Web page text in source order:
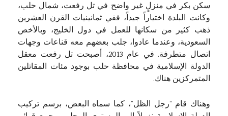
سكن بكر في منزلٍ غير واضح في تل رفعت، شمال حلب،
وكانت البلدة اختياراً جيداً، ففي ثمانينيات القرن العشرين
ذهب كثير من سكانها للعمل في دول الخليج، وبالأخص
السعودية، وعندما عادوا، جلب بعضهم معه قناعات وجهات
اتصال متطرفة. في عام 2013، أصبحت تل رفعت معقل
الدولة الإسلامية في محافظة حلب بوجود مئات المقاتلين
المتمركزين هناك.
وهناك قام “رجل الظل”، كما سماه البعض، برسم تركيب